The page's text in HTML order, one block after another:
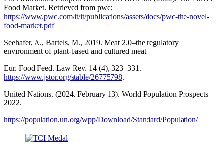
Food Market. Retrieved from pwc:
https://www.pwc.com/it/it/publications/assets/docs/pwc-the-novel-
food-market.pdf
Seehafer, A., Bartels, M., 2019. Meat 2.0–the regulatory
environment of plant-based and cultured meat.
Eur. Food Feed. Law Rev. 14 (4), 323–331.
https://www.jstor.org/stable/26775798.
United Nations. (2024, February 13). World Population Prospects
2022.
https://population.un.org/wpp/Download/Standard/Population/